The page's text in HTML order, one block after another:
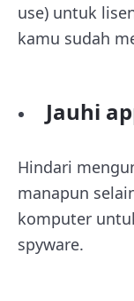
use) untuk
kamu sudah
Jauhi
Hindari
manapun
komputer
spyware.